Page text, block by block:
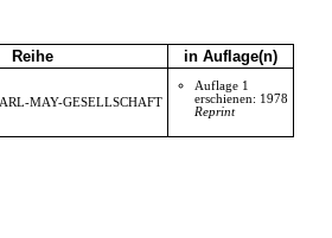
Reihe in Auflage(n)
MAY-GESELLSCHAFT
Auflage 1
erschienen: 1978
Reprint